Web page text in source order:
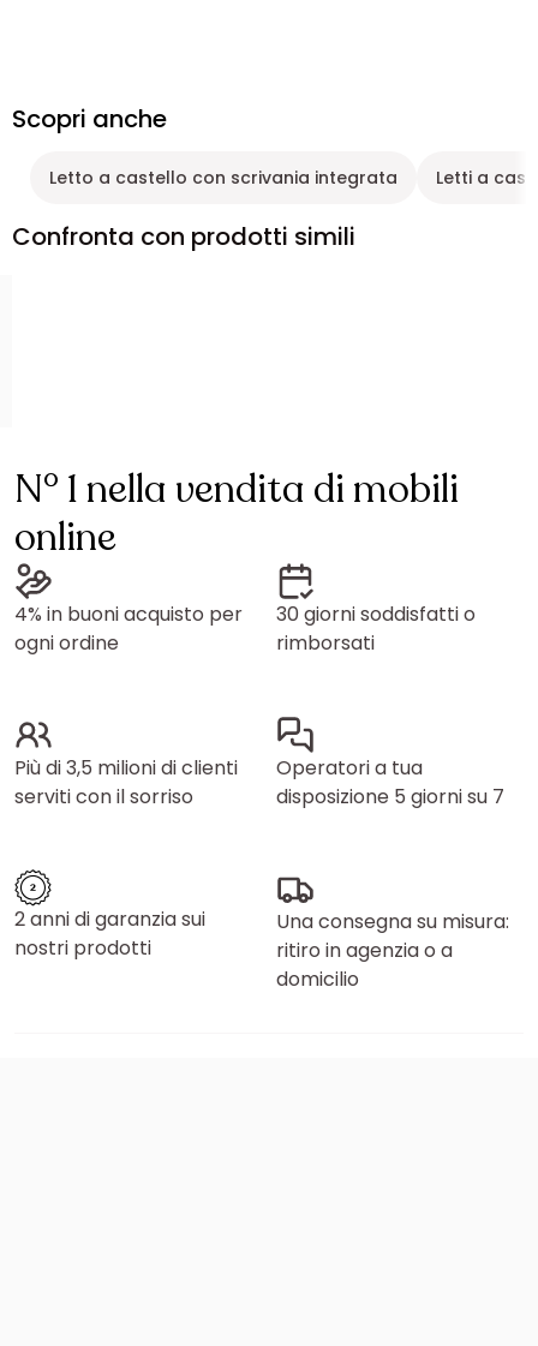
Scopri anche
Letto a castello con scrivania integrata Letti a
Confronta con prodotti simili
N° 1 nella vendita di mobili
online
4% in buoni acquisto per
ogni ordine
30 giorni soddisfatti o
rimborsati
Più di 3,5 milioni di clienti
serviti con il sorriso
Operatori a tua
disposizione 5 giorni su 7
2 anni di garanzia sui
nostri prodotti
Una consegna su misura:
ritiro in agenzia o a
domicilio